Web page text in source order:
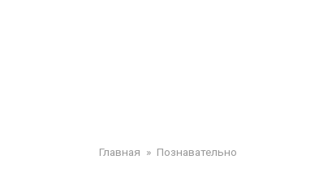
Главная » Познавательно